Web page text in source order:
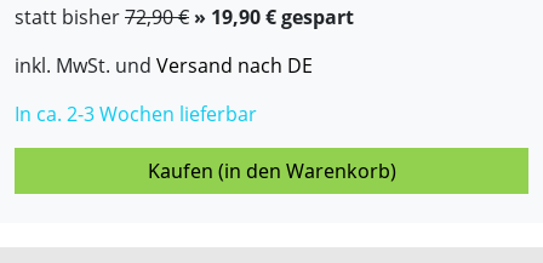
statt bisher72,90 € » 19,90 € gespart
inkl. MwSt. und Versand nach DE
In ca. 2-3 Wochen lieferbar
Kaufen (in den Warenkorb)